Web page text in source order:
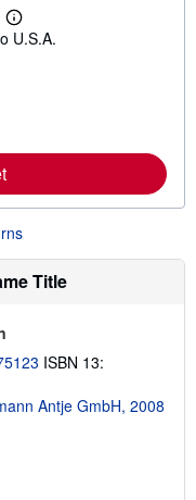
L
e
e
t
i
g
t
U.S.A.
Title
ISBN 13:
Antje GmbH, 2008